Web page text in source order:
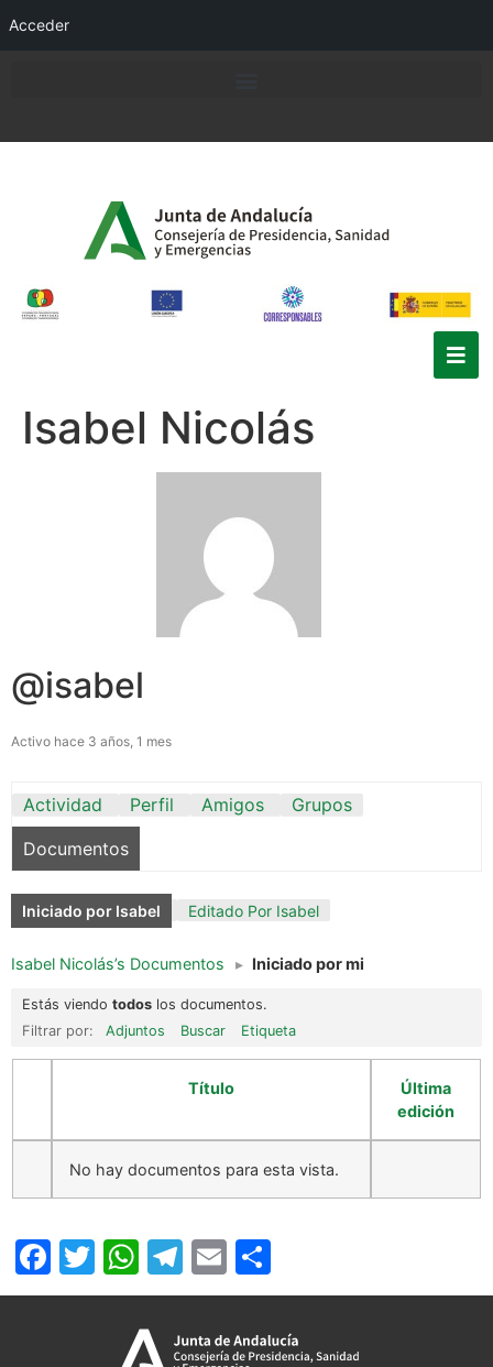
Acceder
Isabel Nicolás
@isabel
Activo hace 3 años, 1 mes
Actividad Perfil Amigos
Grupos
Documentos
Iniciado por Isabel Editado Por Isabel
Isabel Nicolás’s Documentos ▸ Iniciado por mi
Estás viendo todos los documentos.
Filtrar por:
Adjuntos Buscar Etiqueta
Título
Última
edición
No hay documentos para esta vista.
Facebook
Twitter
WhatsApp
Telegram
Email